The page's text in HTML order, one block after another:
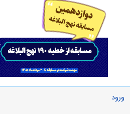
خوب ها و خوبى ها را برجسته كنيم. «مِنَّا
با مسائل محورى و اصولى آغاز كنيم.
نُعْجِزَهُ‌، لِجَهَنَّمَ حَطَباً»
پیام ها
2- سرعت در كار خير ارزش آن را افزون مى‌كند. لَمَّا سَمِعْنَا ... آمَنَّا بِهِ‌
ورود